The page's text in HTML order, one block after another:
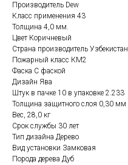
Производитель Dew
Класс применения 43
Толщина 4,0 мм.
Цвет Коричневый
Страна производитель Узбекистан
Пожарный класс КМ2
Фаска С фаской
Дизайн Ява
Штук в пачке 10 в упаковке 2.233
Толщина защитного слоя 0,30 мм
Вес, 28,0 кг
Срок службы 30 лет
Тип дизайна Дерево
Вид установки Замковая
Порода дерева Дуб